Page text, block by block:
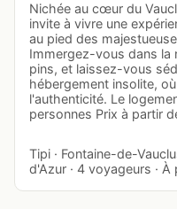
Nichée au cœur du
invite à vivre une
au pied des
Immergez-vous dans la
pins, et laissez-vous
hébergement insolite,
l'authenticité. Le
personnes Prix à partir
Tipi · Fontaine-de-
d'Azur · 4 voyageurs ·